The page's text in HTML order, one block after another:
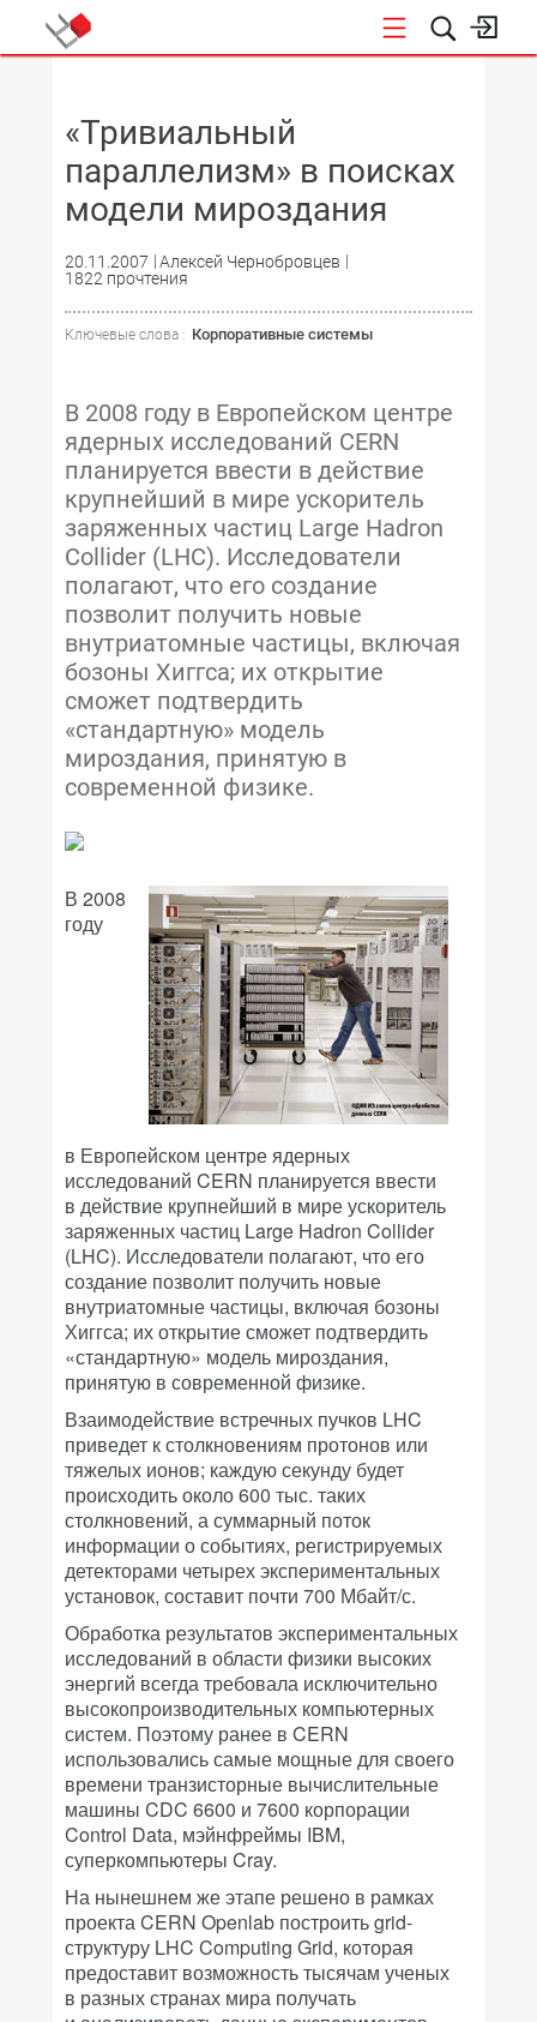
«Тривиальный
параллелизм» в поисках
модели мироздания
20.11.2007
Алексей Чернобровцев
1822 прочтения
Ключевые слова : Корпоративные системы
В 2008 году в Европейском центре
ядерных исследований CERN
планируется ввести в действие
крупнейший в мире ускоритель
заряженных частиц Large Hadron
Collider (LHC). Исследователи
полагают, что его создание
позволит получить новые
внутриатомные частицы, включая
бозоны Хиггса; их открытие
сможет подтвердить
«стандартную» модель
мироздания, принятую в
современной физике.
В 2008
году
в Европейском центре ядерных
исследований CERN планируется ввести
в действие крупнейший в мире ускоритель
заряженных частиц Large Hadron Collider
(LHC). Исследователи полагают, что его
создание позволит получить новые
внутриатомные частицы, включая бозоны
Хиггса; их открытие сможет подтвердить
«стандартную» модель мироздания,
принятую в современной физике.
Взаимодействие встречных пучков LHC
приведет к столкновениям протонов или
тяжелых ионов; каждую секунду будет
происходить около 600 тыс. таких
столкновений, а суммарный поток
информации о событиях, регистрируемых
детекторами четырех экспериментальных
установок, составит почти 700 Мбайт/с.
Обработка результатов экспериментальных
исследований в области физики высоких
энергий всегда требовала исключительно
высокопроизводительных компьютерных
систем. Поэтому ранее в CERN
использовались самые мощные для своего
времени транзисторные вычислительные
машины CDC 6600 и 7600 корпорации
Control Data, мэйнфреймы IBM,
суперкомпьютеры Cray.
На нынешнем же этапе решено в рамках
проекта CERN Openlab построить grid-
структуру LHC Computing Grid, которая
предоставит возможность тысячам ученых
в разных странах мира получать